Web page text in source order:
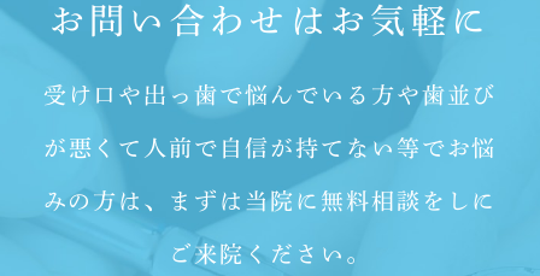
お問い合わせはお気軽に
受け口や出っ歯で悩んでいる方や歯並び
が悪くて人前で自信が持てない等でお悩
みの方は、 まずは当院に無料相談をしに
ご来院ください。